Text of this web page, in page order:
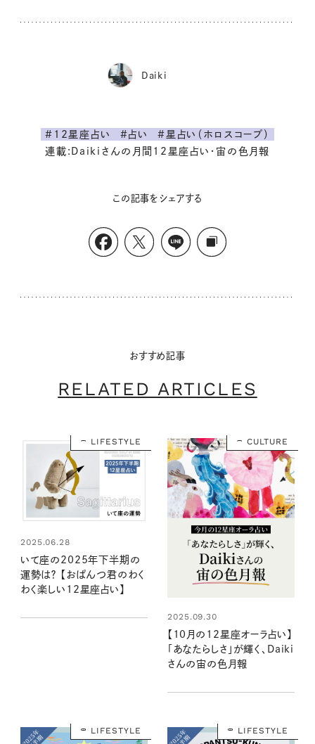
Daiki
#12星座占い #占い
#星占い（ホロスコープ）
連載:Daikiさんの月間12星座占い・宙の色月報
この記事をシェアする
おすすめ記事
RELATED ARTICLES
LIFESTYLE
2025.06.28
いて座の2025年下半期の
運勢は？ 【おぱんつ君のわく
わく楽しい12星座占い】
CULTURE
2025.09.30
【10月の12星座オーラ占い】
「あなたらしさ」が輝く、Daiki
さんの宙の色月報
LIFESTYLE LIFESTYLE